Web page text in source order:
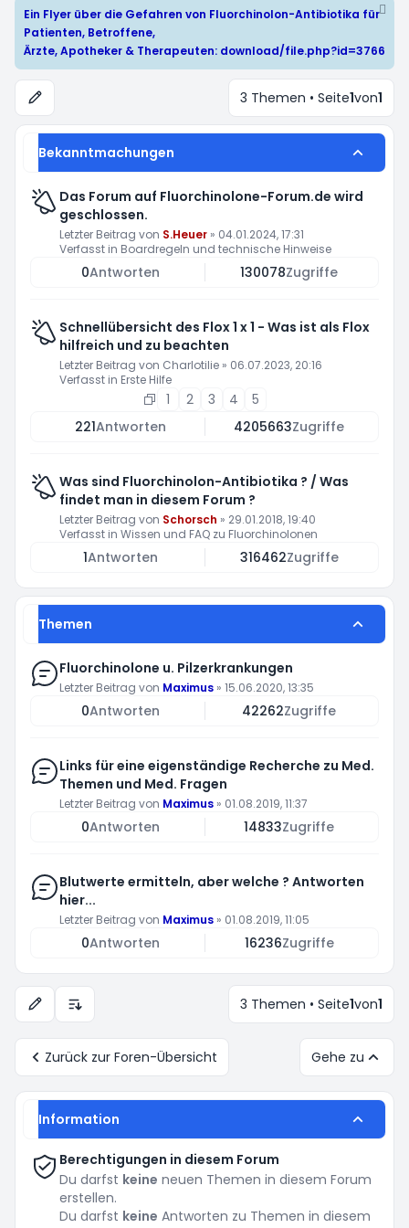
Ein Flyer über die Gefahren von Fluorchinolon-Antibiotika für
Patienten, Betroffene,
Ärzte, Apotheker & Therapeuten: download/file.php?id=3766
3 Themen • Seite1von1
Bekanntmachungen
Das Forum auf Fluorchinolone-Forum.de wird
geschlossen.
Letzter Beitrag von S.Heuer » 04.01.2024, 17:31
Verfasst in Boardregeln und technische Hinweise
0Antworten 130078Zugriffe
Schnellübersicht des Flox 1 x 1 - Was ist als Flox
hilfreich und zu beachten
Letzter Beitrag von Charlotilie » 06.07.2023, 20:16
Verfasst in Erste Hilfe
1 2 3 4
5
221Antworten 4205663Zugriffe
Was sind Fluorchinolon-Antibiotika ? / Was
findet man in diesem Forum ?
Letzter Beitrag von Schorsch » 29.01.2018, 19:40
Verfasst in Wissen und FAQ zu Fluorchinolonen
1Antworten 316462Zugriffe
Themen
Fluorchinolone u. Pilzerkrankungen
Letzter Beitrag von Maximus » 15.06.2020, 13:35
0Antworten 42262Zugriffe
Links für eine eigenständige Recherche zu Med.
Themen und Med. Fragen
Letzter Beitrag von Maximus » 01.08.2019, 11:37
0Antworten 14833Zugriffe
Blutwerte ermitteln, aber welche ? Antworten
hier...
Letzter Beitrag von Maximus » 01.08.2019, 11:05
0Antworten 16236Zugriffe
Anzeige- und Sortierungs-Einstellungen
3 Themen • Seite1von1
Zurück zur Foren-Übersicht Gehe zu
Information
Berechtigungen in diesem Forum
Du darfst keine neuen Themen in diesem Forum
erstellen.
Du darfst keine Antworten zu Themen in diesem